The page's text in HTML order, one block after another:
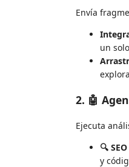
Envía
un
2. 🤖
Ejecuta
🔍
y